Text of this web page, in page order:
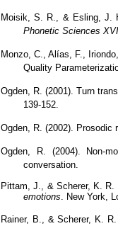
Moisik, S. R., & Esling, J.
Phonetic Sciences XVI
Monzo, C., Alías, F.,
Quality
Ogden, R. (2001). Turn
139-152.
Ogden, R. (2002). Prosodic
Ogden, R. (2004). Non-
conversation.
Pittam, J., & Scherer, K.
emotions . New York,
Rainer, B., & Scherer, K.